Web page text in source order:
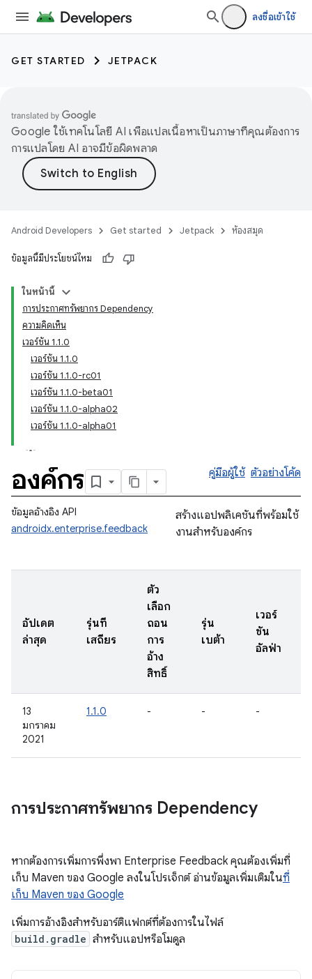
ลงชื่อเข้าใช้
GET STARTED JETPACK
Google ใช้เทคโนโลยี AI เพื่อแปลเนื้อหาเป็นภาษาที่คุณต้องการ
การแปลโดย AI อาจมีข้อผิดพลาด
Android Developers Get started Jetpack ห้องสมุด
ข้อมูลนี้มีประโยชน์ไหม
ในหน้านี้
การประกาศทรัพยากร Dependency
ความคิดเห็น
เวอร์ชัน 1.1.0
เวอร์ชัน 1.1.0
เวอร์ชัน 1.1.0-rc01
เวอร์ชัน 1.1.0-beta01
เวอร์ชัน 1.1.0-alpha02
เวอร์ชัน 1.1.0-alpha01
องค์กร คู่มือผู้ใช้ ตัวอย่างโค้ด
ข้อมูลอ้างอิง API
androidx.enterprise.feedback
สร้างแอปพลิเคชันที่พร้อมใช้
งานสำหรับองค์กร
อัปเดต
ล่าสุด
รุ่นที่
เสถียร
ตัว
เลือก
ถอน
การ
อ้าง
สิทธิ์
รุ่น
เบต้า
เวอร์
ชัน
อัลฟ่า
13
มกราคม
2021
1.1.0 - - -
การประกาศทรัพยากร Dependency
หากต้องการเพิ่มการพึ่งพา Enterprise Feedback คุณต้องเพิ่มที่
เก็บ Maven ของ Google ลงในโปรเจ็กต์ อ่านข้อมูลเพิ่มเติมในที่
เก็บ Maven ของ Google
เพิ่มการอ้างอิงสำหรับอาร์ติแฟกต์ที่ต้องการในไฟล์
build.gradle สำหรับแอปหรือโมดูล